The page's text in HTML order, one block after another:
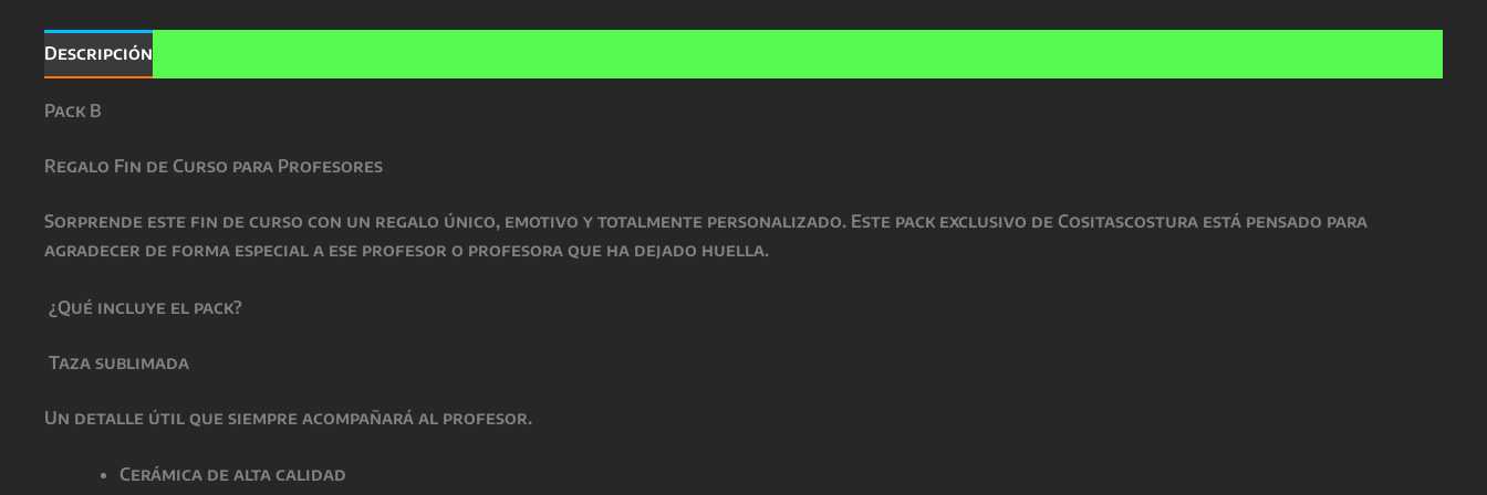
Descripción
Pack B
Regalo Fin de Curso para Profesores
Sorprende este fin de curso con un regalo único, emotivo y totalmente personalizado. Este pack exclusivo de Cositascostura está pensado para
agradecer de forma especial a ese profesor o profesora que ha dejado huella.
¿Qué incluye el pack?
Taza sublimada
Un detalle útil que siempre acompañará al profesor.
Cerámica de alta calidad